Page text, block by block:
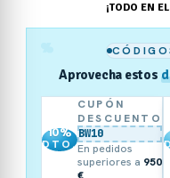
¡TODO EN
Aprovecha estos
10%
DTO.
CUPÓN
DESCUENTO
BW10
En pedidos
superiores a 950
€